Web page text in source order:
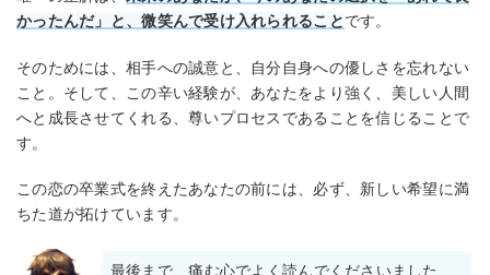
かったんだ」と、微笑んで受け入れられることです。
そのためには、相手への誠意と、自分自身への優しさを忘れない
こと。そして、この辛い経験が、あなたをより強く、美しい人間
へと成長させてくれる、尊いプロセスであることを信じることで
す。
この恋の卒業式を終えたあなたの前には、必ず、新しい希望に満
ちた道が拓けています。
最後まで、痛む心でよく読んでくださいました